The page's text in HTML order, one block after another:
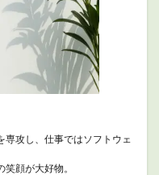
攻し、仕事ではソフトウェ
顔が大好物。